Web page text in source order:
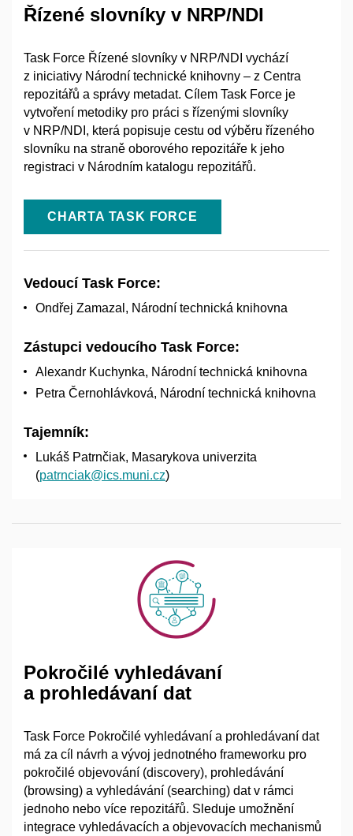
Řízené slovníky v NRP/NDI
Task Force Řízené slovníky v NRP/NDI vychází
z iniciativy Národní technické knihovny – z Centra
repozitářů a správy metadat. Cílem Task Force je
vytvoření metodiky pro práci s řízenými slovníky
v NRP/NDI, která popisuje cestu od výběru řízeného
slovníku na straně oborového repozitáře k jeho
registraci v Národním katalogu repozitářů.
CHARTA TASK FORCE
Vedoucí Task Force:
Ondřej Zamazal, Národní technická knihovna
Zástupci vedoucího Task Force:
Alexandr Kuchynka, Národní technická knihovna
Petra Černohlávková, Národní technická knihovna
Tajemník:
Lukáš Patrnčiak, Masarykova univerzita
(patrnciak@ics.muni.cz)
Pokročilé vyhledávaní
a prohledávaní dat
Task Force Pokročilé vyhledávaní a prohledávaní dat
má za cíl návrh a vývoj jednotného frameworku pro
pokročilé objevování (discovery), prohledávání
(browsing) a vyhledávání (searching) dat v rámci
jednoho nebo více repozitářů. Sleduje umožnění
integrace vyhledávacích a objevovacích mechanismů